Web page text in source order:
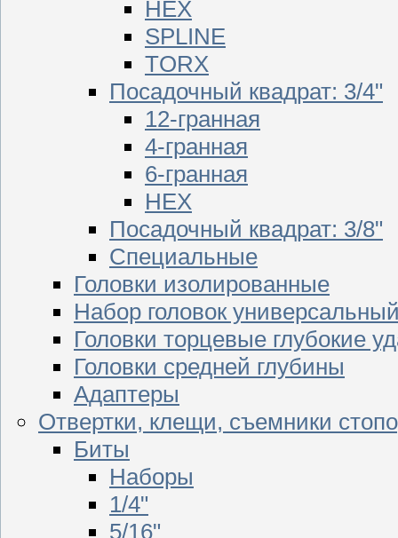
HEX
SPLINE
TORX
Посадочный квадрат: 3/4"
12-гранная
4-гранная
6-гранная
HEX
Посадочный квадрат: 3/8"
Специальные
Головки изолированные
Набор головок
Головки торцевые глубокие
Головки средней глубины
Адаптеры
Отвертки, клещи, съемники
Биты
Наборы
1/4"
5/16"